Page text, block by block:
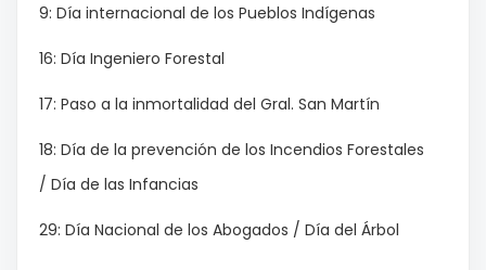
9: Día internacional de los Pueblos Indígenas
16: Día Ingeniero Forestal
17: Paso a la inmortalidad del Gral. San Martín
18: Día de la prevención de los Incendios Forestales
/ Día de las Infancias
29: Día Nacional de los Abogados / Día del Árbol